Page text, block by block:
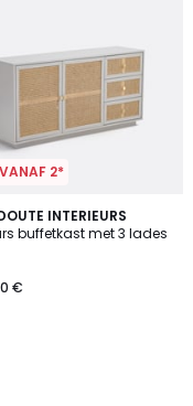
2*
INTERIEURS
buffetkast met 3 lades
€